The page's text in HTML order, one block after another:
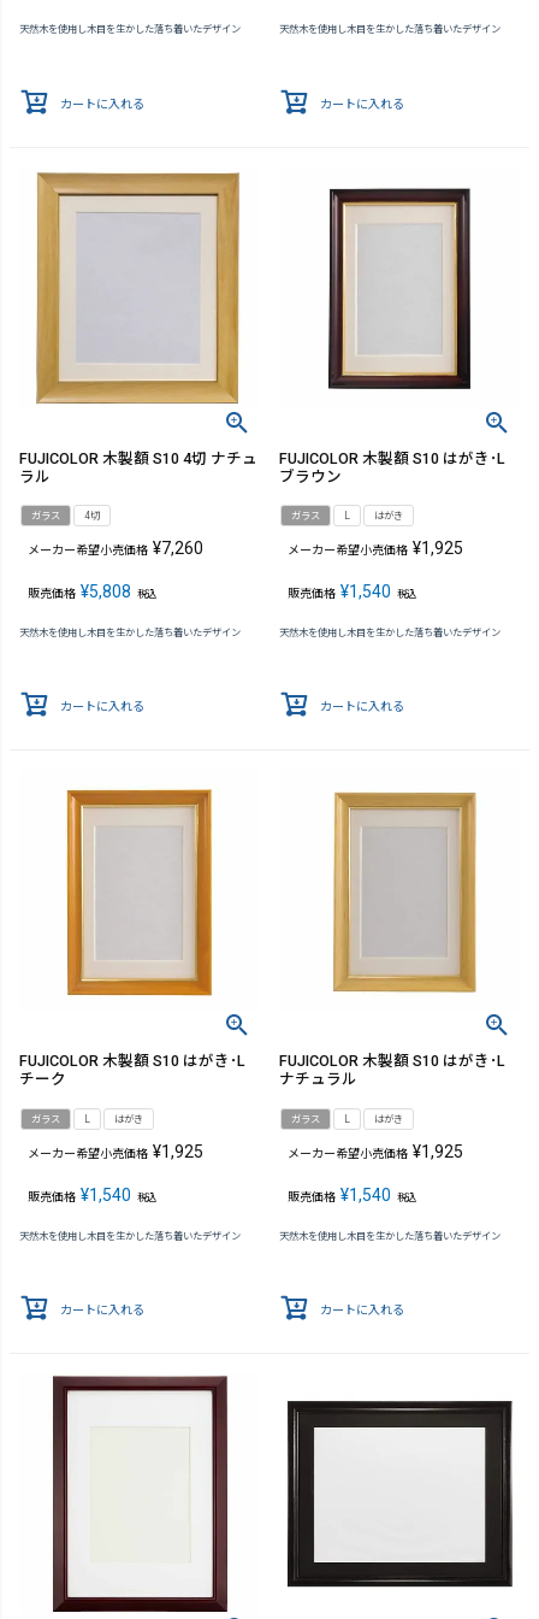
天然木を使用し木目を生かした落ち着いたデザイン
カートに入れる
天然木を使用し木目を生かした落ち着いたデザイン
カートに入れる
FUJICOLOR 木製額 S10 4切 ナチュ
ラル
ガラス 4切
メーカー希望小売価格 ¥7,260
販売価格 ¥5,808 税込
天然木を使用し木目を生かした落ち着いたデザイン
カートに入れる
FUJICOLOR 木製額 S10 はがき･L
ブラウン
ガラス L はがき
メーカー希望小売価格 ¥1,925
販売価格 ¥1,540 税込
天然木を使用し木目を生かした落ち着いたデザイン
カートに入れる
FUJICOLOR 木製額 S10 はがき･L
チーク
ガラス L はがき
メーカー希望小売価格 ¥1,925
販売価格 ¥1,540 税込
天然木を使用し木目を生かした落ち着いたデザイン
カートに入れる
FUJICOLOR 木製額 S10 はがき･L
ナチュラル
ガラス L はがき
メーカー希望小売価格 ¥1,925
販売価格 ¥1,540 税込
天然木を使用し木目を生かした落ち着いたデザイン
カートに入れる